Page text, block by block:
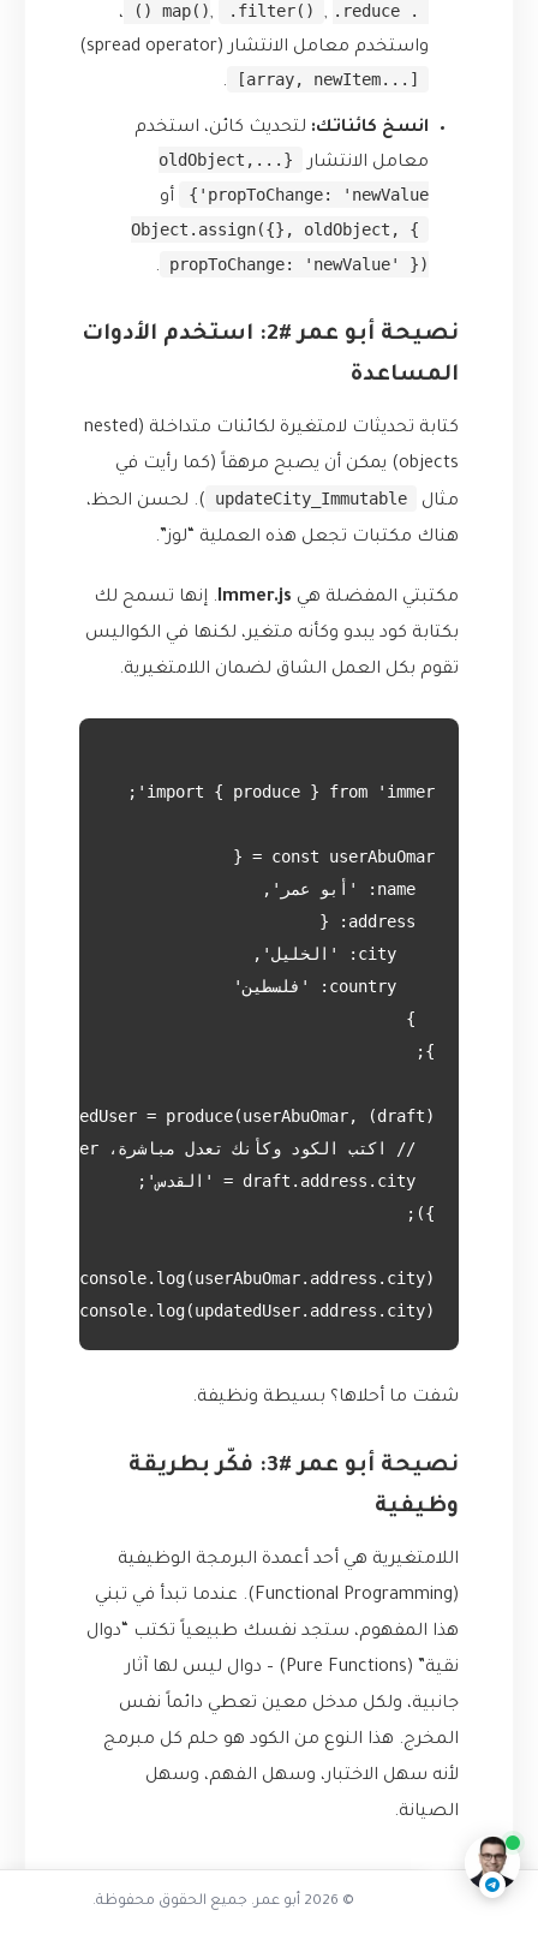
.map()
, .filter() , .reduce()
،
واستخدم معامل الانتشار (spread operator)
[...array, newItem]
.
انسخ كائناتك: لتحديث كائن، استخدم
معامل الانتشار
{...oldObject,
propToChange: 'newValue'}
أو
Object.assign({}, oldObject, {
propToChange: 'newValue' })
.
نصيحة أبو عمر #2: استخدم الأدوات
المساعدة
كتابة تحديثات لامتغيرة لكائنات متداخلة (nested
objects) يمكن أن يصبح مرهقاً (كما رأيت في
مثال
updateCity_Immutable
). لحسن الحظ،
هناك مكتبات تجعل هذه العملية “لوز”.
مكتبتي المفضلة هي Immer.js. إنها تسمح لك
بكتابة كود يبدو وكأنه متغير، لكنها في الكواليس
تقوم بكل العمل الشاق لضمان اللامتغيرية.
console.log(updatedUser.address.city); // "القدس"
شفت ما أحلاها؟ بسيطة ونظيفة.
نصيحة أبو عمر #3: فكّر بطريقة
وظيفية
اللامتغيرية هي أحد أعمدة البرمجة الوظيفية
(Functional Programming). عندما تبدأ في تبني
هذا المفهوم، ستجد نفسك طبيعياً تكتب “دوال
نقية” (Pure Functions) – دوال ليس لها آثار
جانبية، ولكل مدخل معين تعطي دائماً نفس
المخرج. هذا النوع من الكود هو حلم كل مبرمج
لأنه سهل الاختبار، وسهل الفهم، وسهل
الصيانة.
الخلاصة: وصية أبو عمر
لماذا الآثار الجانبية كابوس
© 2026 أبو عمر. جميع الحقوق محفوظة.